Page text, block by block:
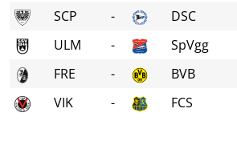
SCP
- DSC
ULM
- SpVgg
FRE
- BVB
VIK
- FCS